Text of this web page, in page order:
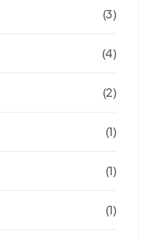
(3)
(4)
(2)
(1)
(1)
(1)